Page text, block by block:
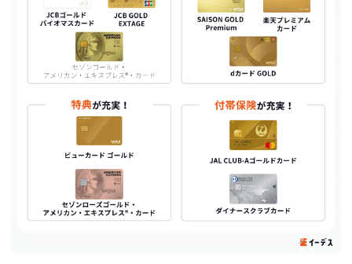
ポイント還元率が高いものを選ぶ
自分に合った優待特典が多いものを選ぶ
ステータスとコスパのどちらを重視するのか
ゴールドカードを選ぶ4つのメリット
ゴールドカードを選ぶ2つのデメリット
ゴールドカードの審査基準について
年収400万円以上、年間カード利用50万円が目安
審査に落ちた場合、他社カードまたは半年後に挑戦